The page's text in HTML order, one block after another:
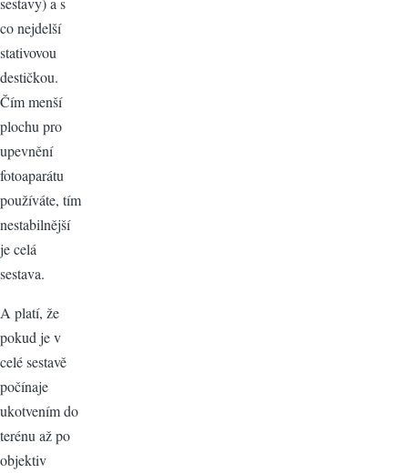
co nejdelší
stativovou
destičkou.
Čím menší
plochu pro
upevnění
fotoaparátu
používáte, tím
nestabilnější
je celá
sestava.
A platí, že
pokud je v
celé sestavě
počínaje
ukotvením do
terénu až po
objektiv